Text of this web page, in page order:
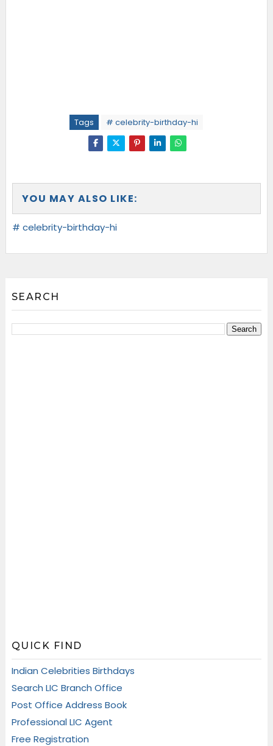
Tags # celebrity-birthday-hi
YOU MAY ALSO LIKE:
# celebrity-birthday-hi
SEARCH
QUICK FIND
Indian Celebrities Birthdays
Search LIC Branch Office
Post Office Address Book
Professional LIC Agent
Free Registration